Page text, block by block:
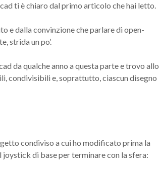
ti è chiaro dal primo articolo che hai letto.
e dalla convinzione che parlare di open-
strida un po’.
da qualche anno a questa parte e trovo allo
condivisibili e, soprattutto, ciascun disegno
condiviso a cui ho modificato prima la
joystick di base per terminare con la sfera: